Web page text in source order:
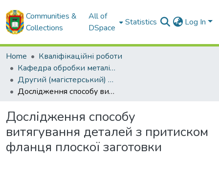
Communities &
Collections
All of
DSpace
Statistics Log In
Home
Кваліфікаційні роботи
Кафедра обробки металів тиском та спецтехнологій
Другий (магістерський) рівень
Дослідження способу витягування деталей з притиском фланця плоскої заготовки
Дослідження способу
витягування деталей з притиском
фланця плоскої заготовки